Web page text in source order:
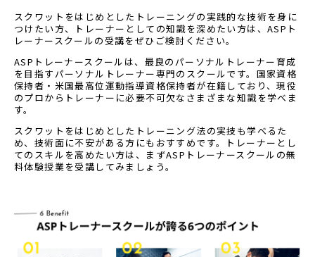
スクワットをはじめとしたトレーニングの実践的な技術を身に
つけたい方、トレーナーとしての知識を深めたい方は、ASPト
レーナースクールの受講をぜひご検討ください。
ASPトレーナースクールは、最良のパーソナルトレーナー育成
を目指すパーソナルトレーナー専門のスクールです。国家資格
保持者・米国最高位運動指導資格保持者が在籍しており、現役
のプロからトレーナーに必要不可欠なさまざまな知識を学べま
す。
スクワットをはじめとしたトレーニング法の実技も学べるた
め、技術面に不安がある方にもおすすめです。トレーナーとし
てのスキルを高めたい方は、まずASPトレーナースクールの無
料体験授業を受講してみましょう。